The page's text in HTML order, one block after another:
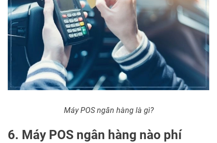
Máy POS ngân hàng là gì?
6. Máy POS ngân hàng nào phí